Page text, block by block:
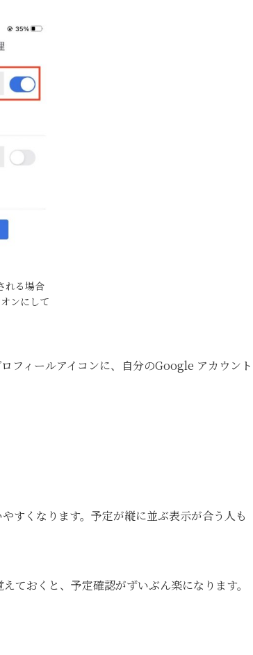
れる場合
ンにして
フィールアイコンに、自分のGoogle アカウント
すくなります。予定が縦に並ぶ表示が合う人も
ておくと、予定確認がずいぶん楽になります。